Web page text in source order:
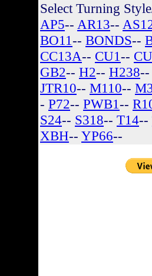
Select Turning
AP5-- AR13--
BO11-- BONDS--
CC13A-- CU1--
GB2-- H2-- H238--
JTR10-- M110--
- P72-- PWB1--
S24-- S318-- T14--
XBH-- YP66--